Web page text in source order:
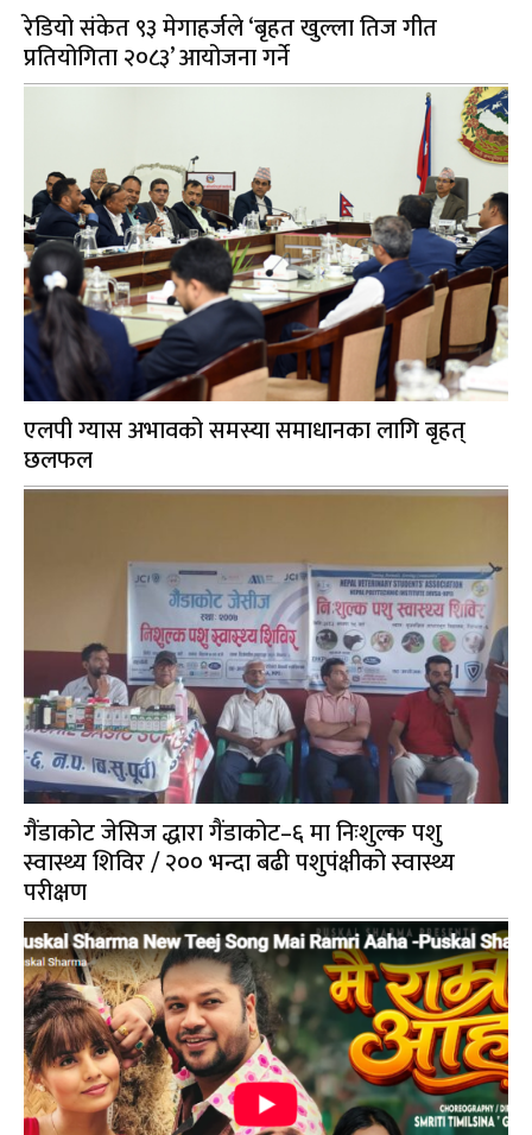
रेडियो संकेत ९३ मेगाहर्जले ‘बृहत खुल्ला तिज गीत
प्रतियोगिता २०८३’ आयोजना गर्ने
एलपी ग्यास अभावको समस्या समाधानका लागि बृहत्
छलफल
गैंडाकोट जेसिज द्धारा गैंडाकोट–६ मा निःशुल्क पशु
स्वास्थ्य शिविर / २०० भन्दा बढी पशुपंक्षीको स्वास्थ्य
परीक्षण